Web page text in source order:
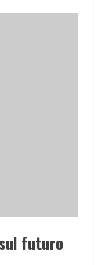
futuro